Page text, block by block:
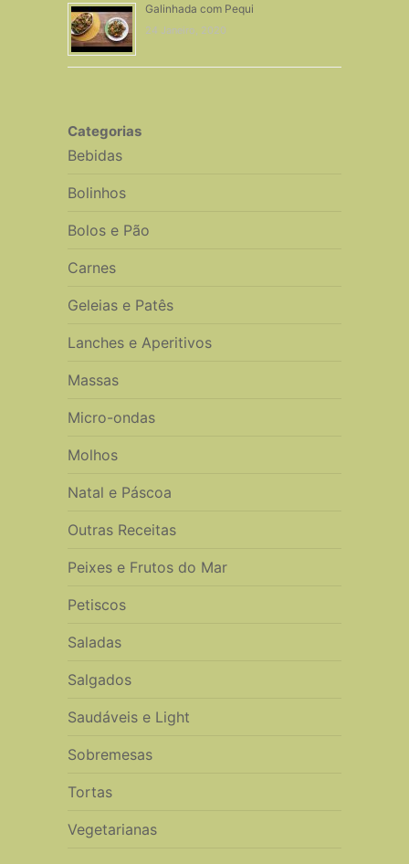
Galinhada com Pequi
24 Janeiro, 2020
Categorias
Bebidas
Bolinhos
Bolos e Pão
Carnes
Geleias e Patês
Lanches e Aperitivos
Massas
Micro-ondas
Molhos
Natal e Páscoa
Outras Receitas
Peixes e Frutos do Mar
Petiscos
Saladas
Salgados
Saudáveis e Light
Sobremesas
Tortas
Vegetarianas